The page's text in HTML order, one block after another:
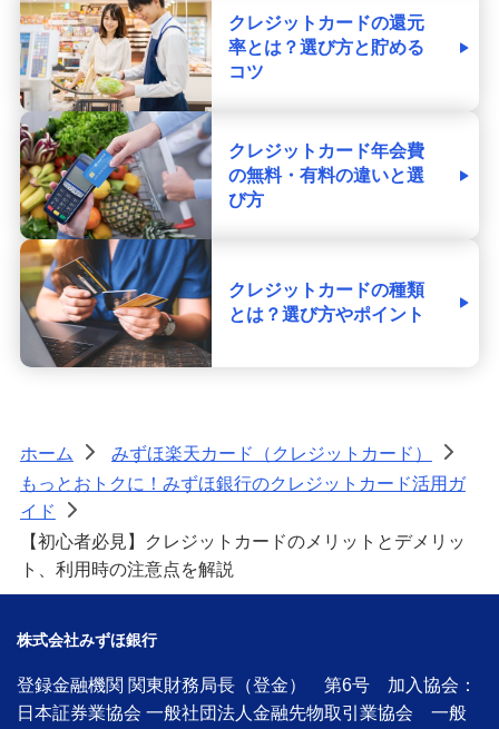
クレジットカードの還元
率とは？選び方と貯める
コツ
クレジットカード年会費
の無料・有料の違いと選
び方
クレジットカードの種類
とは？選び方やポイント
ホーム > みずほ楽天カード（クレジットカード）
>
もっとおトクに！みずほ銀行のクレジットカード活用ガ
イド
>
【初心者必見】クレジットカードのメリットとデメリッ
ト、利用時の注意点を解説
株式会社みずほ銀行
登録金融機関 関東財務局長（登金） 第6号 加入協会：
日本証券業協会 一般社団法人金融先物取引業協会 一般